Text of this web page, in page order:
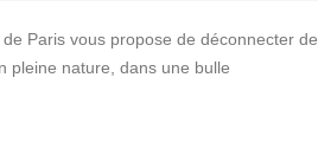
Paris vous propose de déconnecter de
pleine nature, dans une bulle